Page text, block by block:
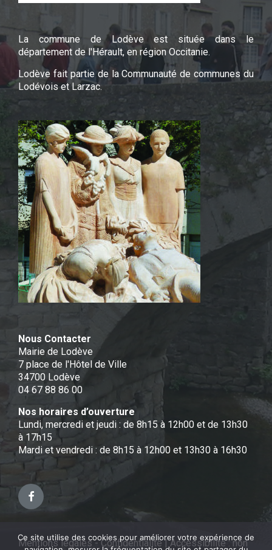
La commune de Lodève est située dans le
département de l'Hérault, en région Occitanie.
Lodève fait partie de la Communauté de communes du
Lodévois et Larzac.
Nous Contacter
Mairie de Lodève
7 place de l'Hôtel de Ville
34700 Lodève
04 67 88 86 00
Nos horaires d’ouverture
Lundi, mercredi et jeudi : de 8h15 à 12h00 et de 13h30
à 17h15
Mardi et vendredi : de 8h15 à 12h00 et 13h30 à 16h30
Facebook
Mentions légales - Confidentialité|Accessibilité : non
Ce site utilise des cookies pour améliorer votre expérience de